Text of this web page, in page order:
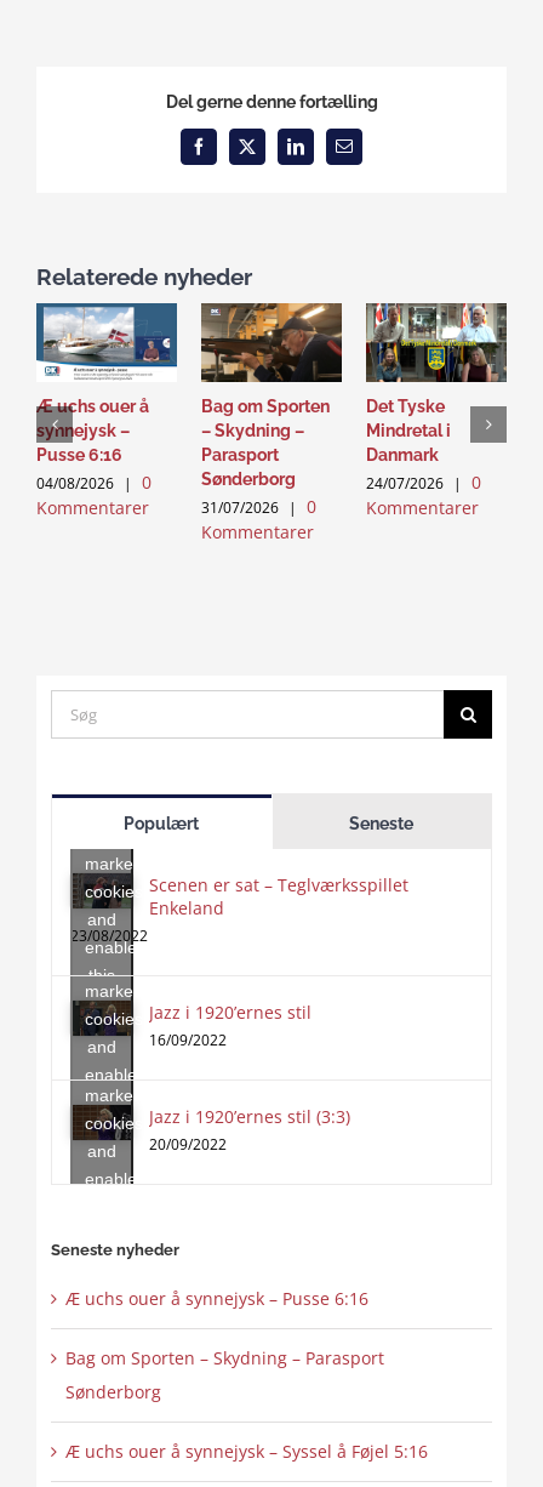
Del gerne denne fortælling
Facebook
X LinkedInEmail
Relaterede nyheder
Æ uchs ouer å
synnejysk –
Pusse 6:16
04/08/2026 |
0
Kommentarer
Bag om Sporten
– Skydning –
Parasport
Sønderborg
31/07/2026 |
0
Kommentarer
Det Tyske
Mindretal i
Danmark
24/07/2026 |
0
Kommentarer
Search
for:
Populært Seneste
accept
marketing
cookies
and
enable
this
content
Scenen er sat – Teglværksspillet
Enkeland
23/08/2022
Click
to
marketing
cookies
and
enable
this
content
Jazz i 1920’ernes stil
16/09/2022
Click
to
accept
marketing
cookies
and
enable
Jazz i 1920’ernes stil (3:3)
20/09/2022
Seneste nyheder
Æ uchs ouer å synnejysk – Pusse 6:16
Bag om Sporten – Skydning – Parasport
Sønderborg
Æ uchs ouer å synnejysk – Syssel å Føjel 5:16